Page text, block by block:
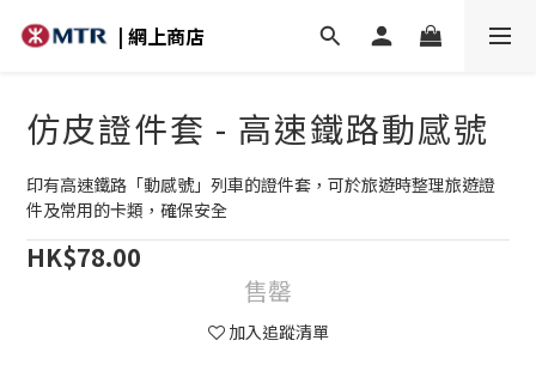
| 網上商店
仿皮證件套 - 高速鐵路動感號
印有高速鐵路「動感號」列車的證件套，可於旅遊時整理旅遊證
件及常用的卡類，確保安全
HK$78.00
售罄
加入追蹤清單